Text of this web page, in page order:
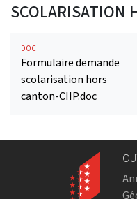
SCOLARISATION
DOC
Formulaire demande
scolarisation hors
canton-CIIP.doc